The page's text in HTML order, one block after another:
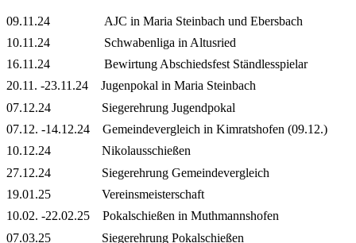
09.11.24 AJC in Maria Steinbach und Ebersbach
10.11.24 Schwabenliga in Altusried
16.11.24 Bewirtung Abschiedsfest Ständlesspielar
20.11. -23.11.24 Jugenpokal in Maria Steinbach
07.12.24 Siegerehrung Jugendpokal
07.12. -14.12.24 Gemeindevergleich in Kimratshofen (09.12.)
10.12.24 Nikolausschießen
27.12.24 Siegerehrung Gemeindevergleich
19.01.25 Vereinsmeisterschaft
10.02. -22.02.25 Pokalschießen in Muthmannshofen
07.03.25 Siegerehrung Pokalschießen